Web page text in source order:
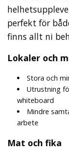
perfekt för
finns allt ni
Lokaler och
Stora och
Utrustning
whiteboard
Mindre
arbete
Mat och fika